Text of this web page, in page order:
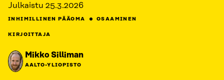
Julkaistu 25.3.2026
INHIMILLINEN PÄÄOMA OSAAMINEN
KIRJOITTAJA
Mikko Silliman
AALTO-YLIOPISTO